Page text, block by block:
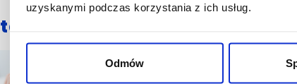
uzyskanymi podczas korzystania z ich usług.
Odmów
także: